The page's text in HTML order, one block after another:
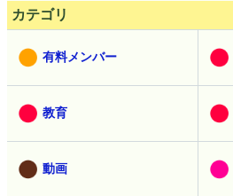
カテゴリ
有料メンバー
教育
動画